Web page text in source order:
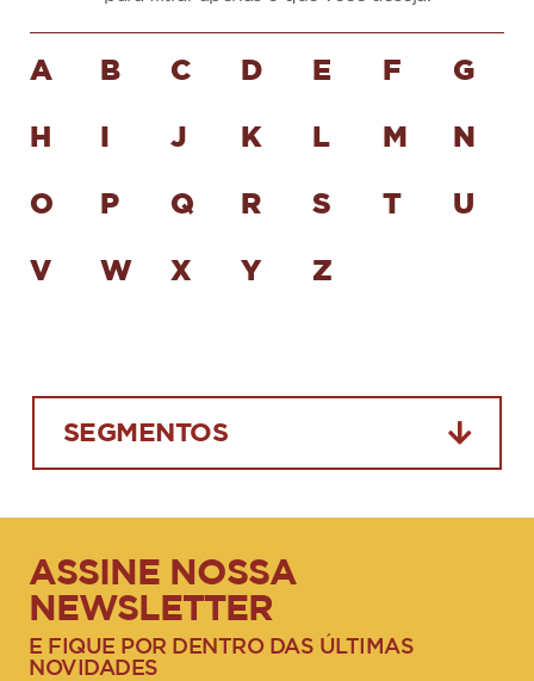
A B C D E F G
H J K L M N
O P Q R S T U
V W X Y Z
SEGMENTOS
ASSINE NOSSA
NEWSLETTER
E FIQUE POR DENTRO DAS ÚLTIMAS
NOVIDADES